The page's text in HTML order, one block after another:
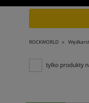
ROCKWORLD
tylko produkty